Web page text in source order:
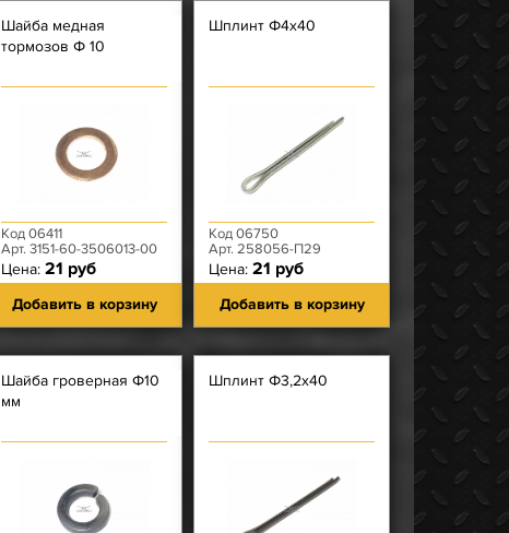
Шайба медная
тормозов Ф 10
Код 06411
Арт. 3151-60-3506013-00
Цена: 21 руб
Добавить в корзину
Шплинт Ф4х40
Код 06750
Арт. 258056-П29
Цена: 21 руб
Добавить в корзину
Шайба гроверная Ф10
мм
Шплинт Ф3,2х40